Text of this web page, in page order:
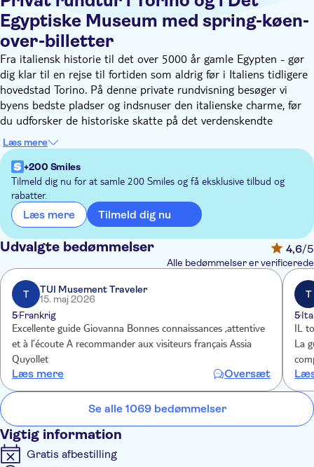
Egyptiske Museum med spring-køen-
over-billetter
Fra italiensk historie til det over 5000 år gamle Egypten - gør
dig klar til en rejse til fortiden som aldrig før i Italiens tidligere
hovedstad Torino. På denne private rundvisning besøger vi
byens bedste pladser og indsnuser den italienske charme, før
du udforsker de historiske skatte på det verdenskendte
Egyptiske Museum. Og det bedste af det hele er, at det er dig,
der bestemmer med en turplan, der kan tilpasses. Beatrice, en
af vores dygtige lokale guider, siger: "Du stifter bekendtskab
med italienske historiske figurer som Vittorio Emmanuele II og
faraoerne fra det gamle Egypten".
Din rejse tilbage i tiden starter på Piazza Carignano. Her
stjæler Risorgimento-museet rampelyset og kaster lys over
Italiens vej til forening og den legendariske Savoy-familie. Efter
et kongeligt rendezvous på San Carlo-pladsen slentrer du
gennem det elegante Galleria Subalpina, som er perfekt til at
tage billeder af. Mens du går ned ad Via Roma, kan du lytte til
italiensk småsnak og duften af kaffe, der pirrer dine sanser. Og
tøv ikke med at spørge din guide, hvis der er en bestemt
seværdighed, du gerne vil se.
Hvad er det næste? Det Egyptiske Museum venter. På denne
to-timers rundvisning med en lokal ekspert er det en leg at
opklare mysterierne om denne gamle civilisation. Museet
rummer over 300.000 fund, og du kommer til at gå rundt
blandt tårnende faraoer, artefakter og endda mumier. Dyk ned
i hieroglyffernes verden, og glem ikke at posere ved siden af
den ikoniske sfinks. Denne fantastiske samling overgår siderne
i enhver historiebog.
Læs mere
+200 Smiles
Tilmeld dig nu for at samle 200 Smiles og få eksklusive tilbud og
rabatter.
Læs mere Tilmeld dig nu
Udvalgte bedømmelser 4,6/5
Alle bedømmelser er verificerede
T
TUI Musement Traveler
15. maj 2026
5Frankrig
Excellente guide Giovanna Bonnes connaissances ,attentive
et à l’écoute A recommander aux visiteurs français Assia
Quyollet
Læs mere Oversæt
T
5
IL
La
Se alle 1069 bedømmelser
Vigtig information
Gratis afbestilling